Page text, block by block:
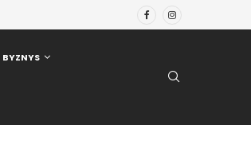
BYZNYS